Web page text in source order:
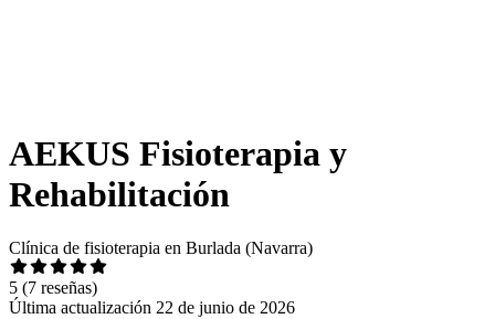
AEKUS Fisioterapia y
Rehabilitación
Clínica de fisioterapia en Burlada (Navarra)
5 (7 reseñas)
Última actualización 22 de junio de 2026